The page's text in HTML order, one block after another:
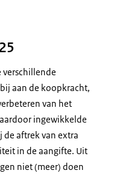
verschillende
aan de koopkracht,
van het
ingewikkelde
aftrek van extra
in de aangifte. Uit
niet (meer) doen